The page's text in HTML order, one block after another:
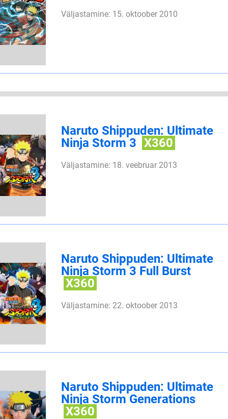
Väljastamine: 15. oktoober 2010
Naruto Shippuden: Ultimate
Ninja Storm 3 X360
Väljastamine: 18. veebruar 2013
Naruto Shippuden: Ultimate
Ninja Storm 3 Full Burst
X360
Väljastamine: 22. oktoober 2013
Naruto Shippuden: Ultimate
Ninja Storm Generations
X360